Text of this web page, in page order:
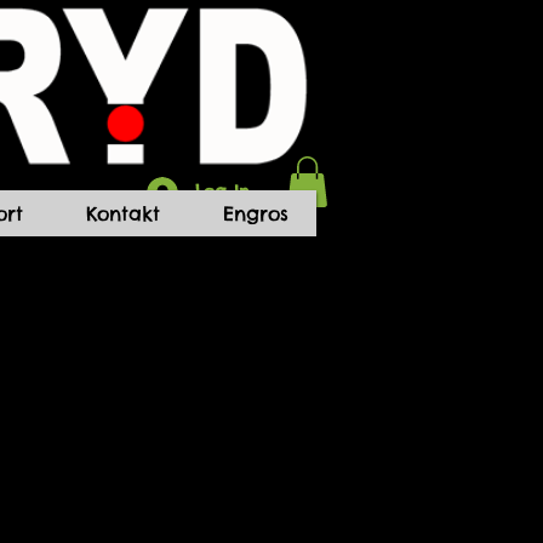
Log In
Kontakt Engros